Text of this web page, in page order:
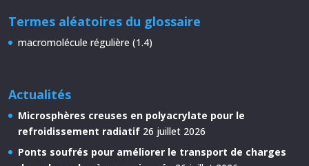
Termes aléatoires du glossaire
macromolécule régulière (1.4)
Actualités
Microsphères creuses en polyacrylate pour le
refroidissement radiatif 26 juillet 2026
Ponts soufrés pour améliorer le transport de charges